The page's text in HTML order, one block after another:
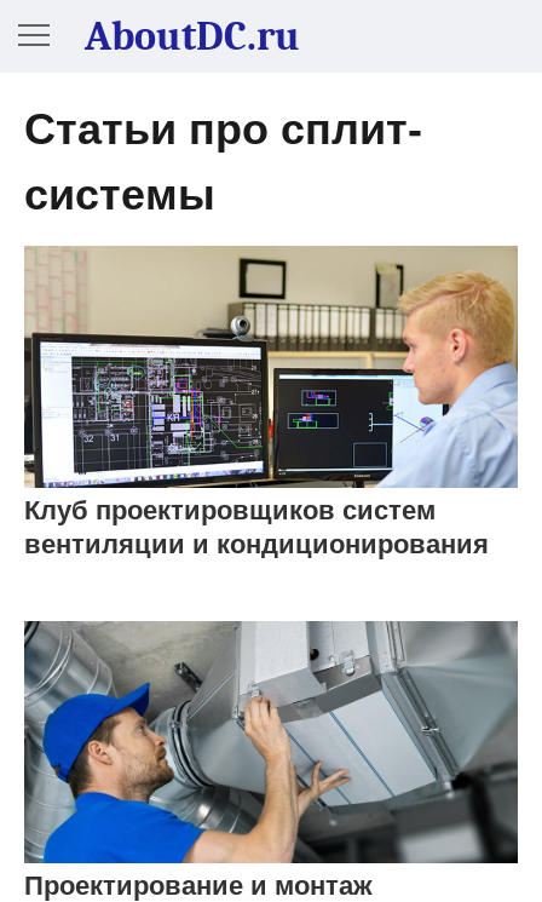
AboutDC.ru
Статьи про сплит-
системы
Клуб проектировщиков систем
вентиляции и кондиционирования
Проектирование и монтаж